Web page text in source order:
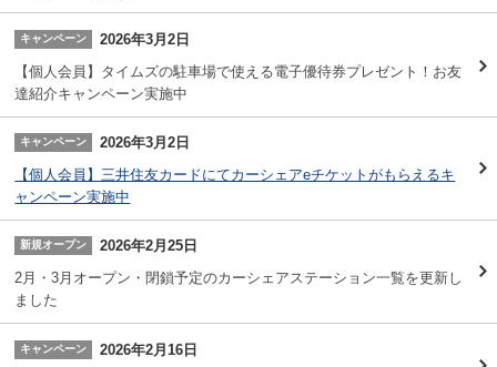
キャンペーン
2026年3月2日
【個人会員】タイムズの駐車場で使える電子優待券プレゼント！お友
達紹介キャンペーン実施中
キャンペーン
2026年3月2日
【個人会員】三井住友カードにてカーシェアeチケットがもらえるキ
ャンペーン実施中
新規オープン
2026年2月25日
2月・3月オープン・閉鎖予定のカーシェアステーション一覧を更新し
ました
キャンペーン
2026年2月16日